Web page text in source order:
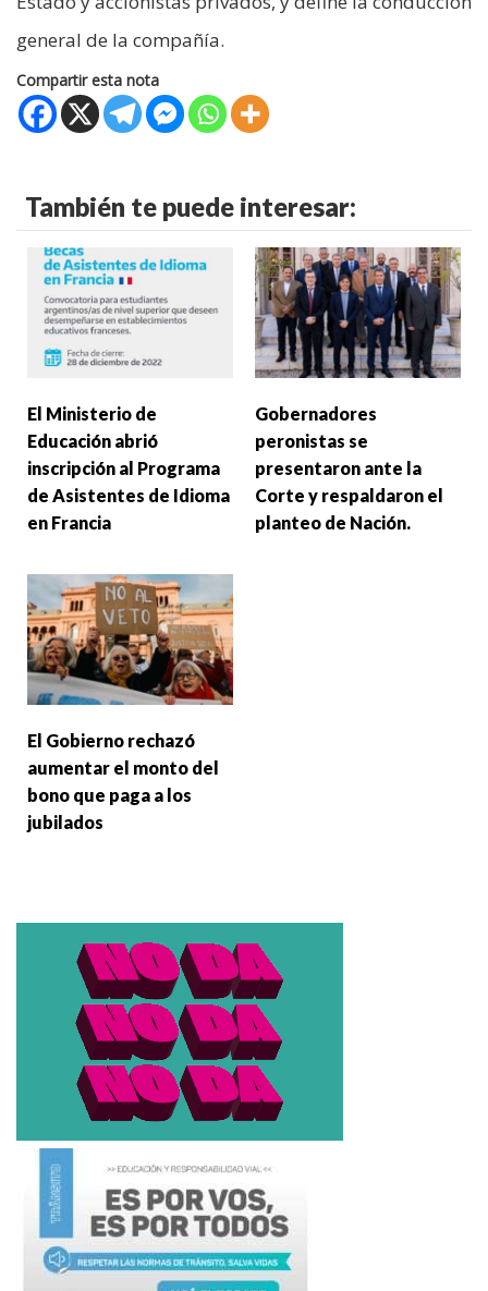
general de la compañía.
Compartir esta nota
También te puede interesar:
El Ministerio de
Educación abrió
inscripción al Programa
de Asistentes de Idioma
en Francia
Gobernadores
peronistas se
presentaron ante la
Corte y respaldaron el
planteo de Nación.
El Gobierno rechazó
aumentar el monto del
bono que paga a los
jubilados